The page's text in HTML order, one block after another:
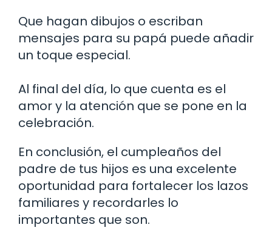
Que hagan dibujos o escriban
mensajes para su papá puede añadir
un toque especial.
Al final del día, lo que cuenta es el
amor y la atención que se pone en la
celebración.
En conclusión, el cumpleaños del
padre de tus hijos es una excelente
oportunidad para fortalecer los lazos
familiares y recordarles lo
importantes que son.